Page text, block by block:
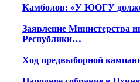
Камболов: «У ЮОГУ
Заявление Министерства
Республики…
Ход предвыборной